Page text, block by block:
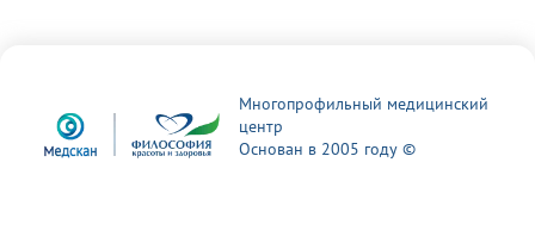
Многопрофильный медицинский
центр
Основан в 2005 году ©